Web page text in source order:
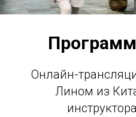
Онлайн-
Лином из